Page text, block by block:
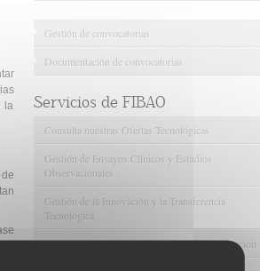
la
Gestión de convocatorias
Documentación de convocatorias
Servicios de FIBAO
Consulta nuestras Ofertas Tecnológicas
Gestión de Ensayos Clínicos y Estudios
Observacionales
Gestión de la Innovación y la Transferencia
Tecnológica
Gestión de Ayudas y Oportunidad de Financiación